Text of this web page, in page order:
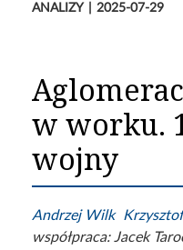
ANALIZY 2025-07-29
w worku.
wojny
Andrzej Wilk
współpraca:Jacek